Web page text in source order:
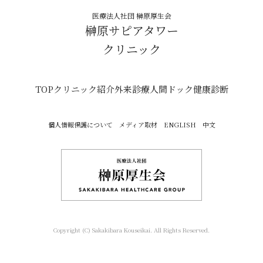
医療法人社団 榊原厚生会
榊原サピアタワー
クリニック
TOPクリニック紹介外来診療人間ドック健康診断
個人情報保護について メディア取材 ENGLISH 中文
Copyright (C) Sakakibara Kouseikai. All Rights Reserved.